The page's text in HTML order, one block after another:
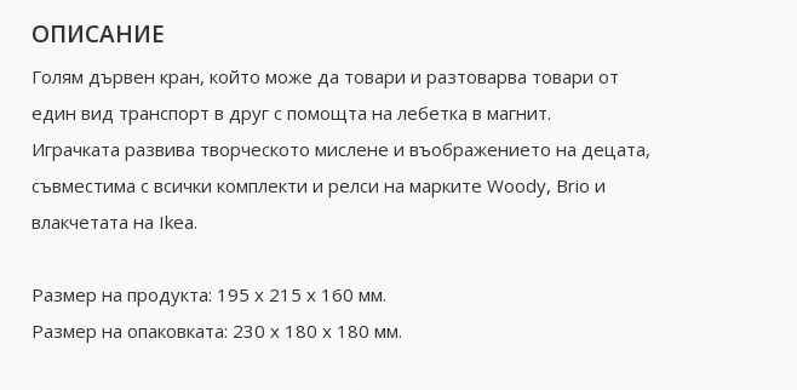
ОПИСАНИЕ
Голям дървен кран, който може да товари и разтоварва товари от
един вид транспорт в друг с помощта на лебетка в магнит.
Играчката развива творческото мислене и въображението на децата,
съвместима с всички комплекти и релси на марките Woody, Brio и
влакчетата на Ikea.
Размер на продукта: 195 x 215 x 160 мм.
Размер на опаковката: 230 x 180 x 180 мм.